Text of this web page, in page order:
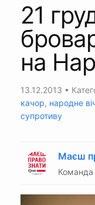
21
на
13.12.2013 •
качор, народне
супротиву
Маєш